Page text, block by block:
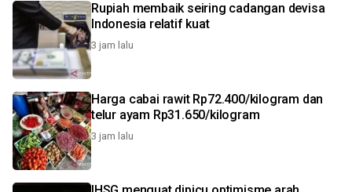
Rupiah membaik seiring cadangan devisa
Indonesia relatif kuat
3 jam lalu
Harga cabai rawit Rp72.400/kilogram dan
telur ayam Rp31.650/kilogram
3 jam lalu